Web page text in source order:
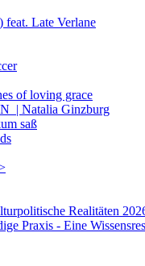
feat. Late Verlane
of loving grace
| Natalia Ginzburg
saß
Realitäten
Praxis - Eine